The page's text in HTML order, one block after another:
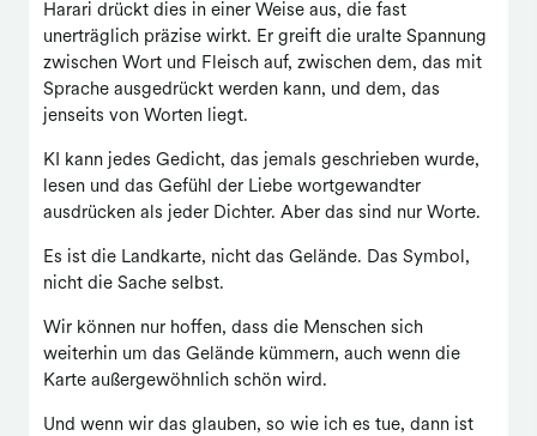
Harari drückt dies in einer Weise aus, die fast
unerträglich präzise wirkt. Er greift die uralte Spannung
zwischen Wort und Fleisch auf, zwischen dem, das mit
Sprache ausgedrückt werden kann, und dem, das
jenseits von Worten liegt.
KI kann jedes Gedicht, das jemals geschrieben wurde,
lesen und das Gefühl der Liebe wortgewandter
ausdrücken als jeder Dichter. Aber das sind nur Worte.
Es ist die Landkarte, nicht das Gelände. Das Symbol,
nicht die Sache selbst.
Wir können nur hoffen, dass die Menschen sich
weiterhin um das Gelände kümmern, auch wenn die
Karte außergewöhnlich schön wird.
Und wenn wir das glauben, so wie ich es tue, dann ist